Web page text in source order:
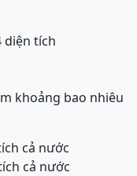
diện tích
khoảng bao nhiêu
cả nước
cả nước